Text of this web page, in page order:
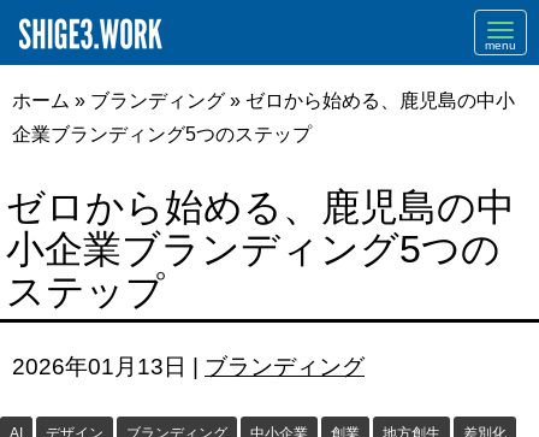
ホーム » ブランディング » ゼロから始める、鹿児島の中小
企業ブランディング5つのステップ
ゼロから始める、鹿児島の中
小企業ブランディング5つの
ステップ
2026年01月13日 ブランディング
AI デザイン ブランディング 中小企業 創業 地方創生 差別化